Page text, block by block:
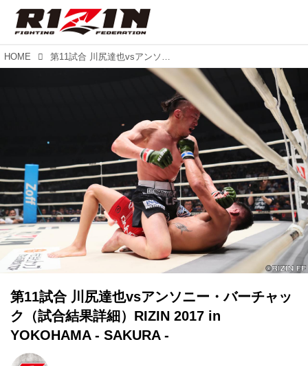
HOME 第11試合 川尻達也vsアンソニー・バーチャック（試合結果詳細）RIZIN 2017 in YOKOHAMA - SAKURA -
第11試合 川尻達也vsアンソニー・バーチャッ
ク（試合結果詳細）RIZIN 2017 in
YOKOHAMA - SAKURA -